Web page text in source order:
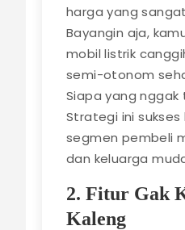
harga yang
Bayangin aja,
mobil listrik
semi-otonom
Siapa yang
Strategi ini
segmen pembeli
dan keluarga
2. Fitur Gak
Kaleng